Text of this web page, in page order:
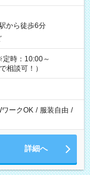
から徒歩6分
時：10:00～
相談可！）
ワークOK / 服装自由 /
詳細へ